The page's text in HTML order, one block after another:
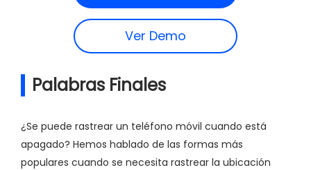
Ver Demo
Palabras Finales
¿Se puede rastrear un teléfono móvil cuando está
apagado? Hemos hablado de las formas más
populares cuando se necesita rastrear la ubicación